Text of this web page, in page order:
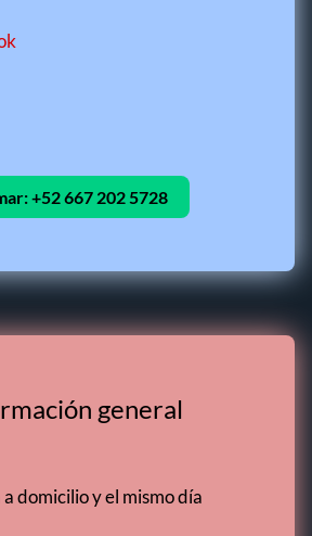
+52 667 202 5728
general
domicilio y el mismo día